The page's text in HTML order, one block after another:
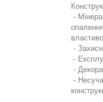
-
-
-
-
- Несуча